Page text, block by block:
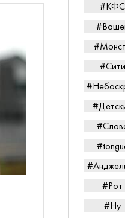
#КФС
#Сити
#Рот
#Ну